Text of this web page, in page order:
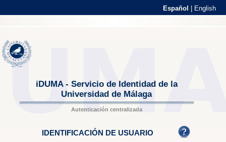
Español English
iDUMA - Servicio de Identidad de la
Universidad de Málaga
Autenticación centralizada
IDENTIFICACIÓN DE USUARIO